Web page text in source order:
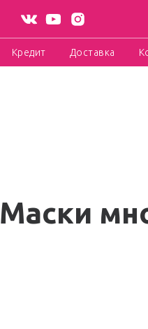
Кредит Доставка
Маски